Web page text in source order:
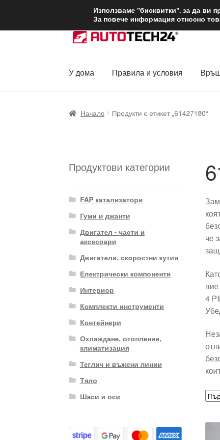
ДОСТАВКА от
Skip
to
Skip
to
У дома
Правила и условия
Начало Продукти с етикет „61427180“
че
4
Продуктови категории
FAP катализатори
Гуми и джанти
Двигател - части и
аксесоари
Двигатели, скоростни кутии
Електрически компоненти
Интериор
Комплекти инструменти
Контейнери
Охлаждане, отопление,
климатизация
Теглич и въжени линии
Тяло
Шаси и оси
Използваме "бисквитки", за да ви
За повече информация относно